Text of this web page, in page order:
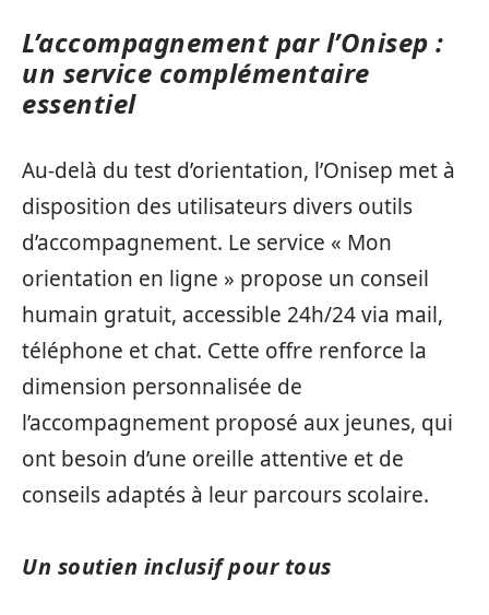
L’accompagnement par l’Onisep :
un service complémentaire
essentiel
Au-delà du test d’orientation, l’Onisep met à
disposition des utilisateurs divers outils
d’accompagnement. Le service « Mon
orientation en ligne » propose un conseil
humain gratuit, accessible 24h/24 via mail,
téléphone et chat. Cette offre renforce la
dimension personnalisée de
l’accompagnement proposé aux jeunes, qui
ont besoin d’une oreille attentive et de
conseils adaptés à leur parcours scolaire.
Un soutien inclusif pour tous